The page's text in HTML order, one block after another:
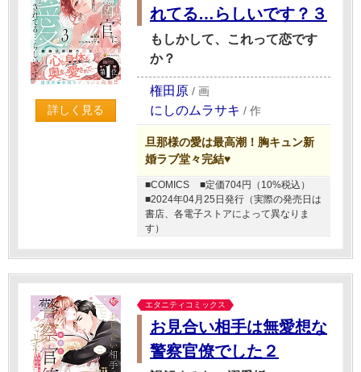
詳しく見る
れてる…らしいです？３
もしかして、これって恋です
か？
権田原 / 画
にしのムラサキ / 作
旦那様の愛は最高潮！胸キュン新
婚ラブ堂々完結♥
■COMICS
■定価704円（10%税込）
■2024年04月25日発行（実際の発売日は
書店、各電子ストアによって異なりま
す）
エタニティコミックス
お見合い相手は無愛想な
警察官僚でした２